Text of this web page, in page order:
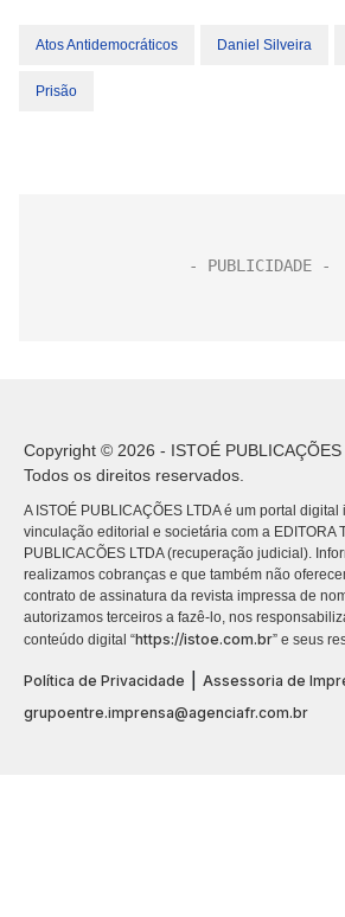
Atos Antidemocráticos Daniel Silveira
Prisão
Copyright © 2026 - ISTOÉ PUBLICAÇÕES
Todos os direitos reservados.
A ISTOÉ PUBLICAÇÕES LTDA é um portal
vinculação editorial e societária com a EDITORA
PUBLICACÕES LTDA (recuperação judicial).
realizamos cobranças e que também não
contrato de assinatura da revista impressa de
autorizamos terceiros a fazê-lo, nos
conteúdo digital “https://istoe.com.br” e seus
Política de Privacidade
Assessoria de
grupoentre.imprensa@agenciafr.com.br